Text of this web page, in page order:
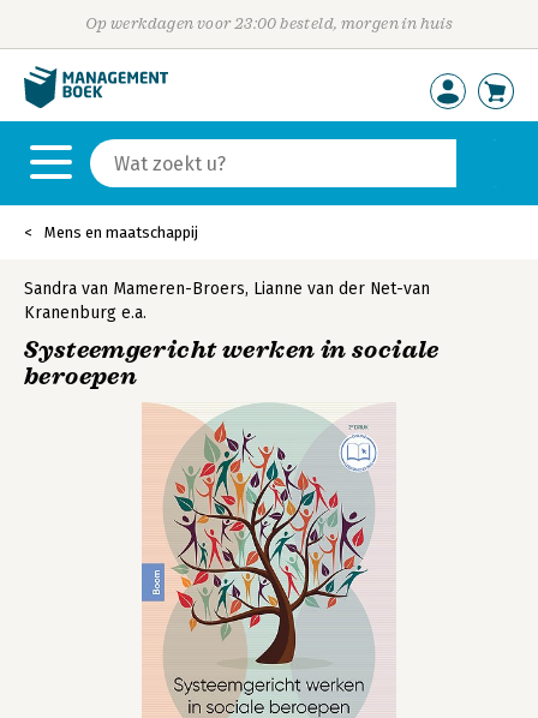
Op werkdagen voor 23:00 besteld, morgen in huis
Mens en maatschappij
Sandra van Mameren-Broers, Lianne van der Net-van
Kranenburg e.a.
Systeemgericht werken in sociale
beroepen